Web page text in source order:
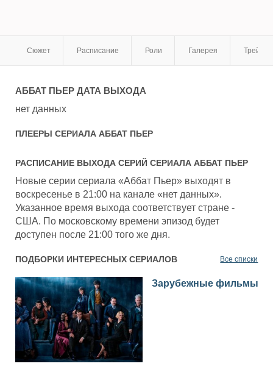
Сюжет Расписание Роли Галерея
АББАТ ПЬЕРДАТА ВЫХОДА
нет данных
ПЛЕЕРЫ СЕРИАЛА АББАТ ПЬЕР
РАСПИСАНИЕ ВЫХОДА СЕРИЙ СЕРИАЛА АББАТ ПЬЕР
Новые серии сериала «Аббат Пьер» выходят в
воскресенье в 21:00 на канале «нет данных».
Указанное время выхода соответствует стране -
США. По московскому времени эпизод будет
доступен после 21:00 того же дня.
ПОДБОРКИ ИНТЕРЕСНЫХ СЕРИАЛОВ Все списки
Зарубежные фильмы